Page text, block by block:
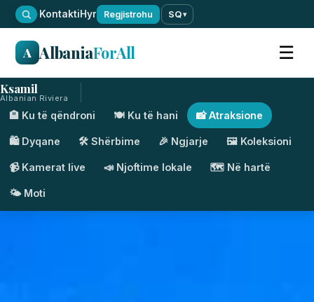
·KontaktiHyr Regjistrohu SQ▾
A AlbaniaForAll ☰
Ksamil
Albanian Riviera
🏨 Ku të qëndroni 🍽️ Ku të hani 📸 Atraksione
🛍️ Dyqane 🛠️ Shërbime 🎉 Ngjarje 🖼️ Koleksioni
📹 Kamerat live 📣 Njoftime lokale 🗺️ Në hartë
🌤️ Moti